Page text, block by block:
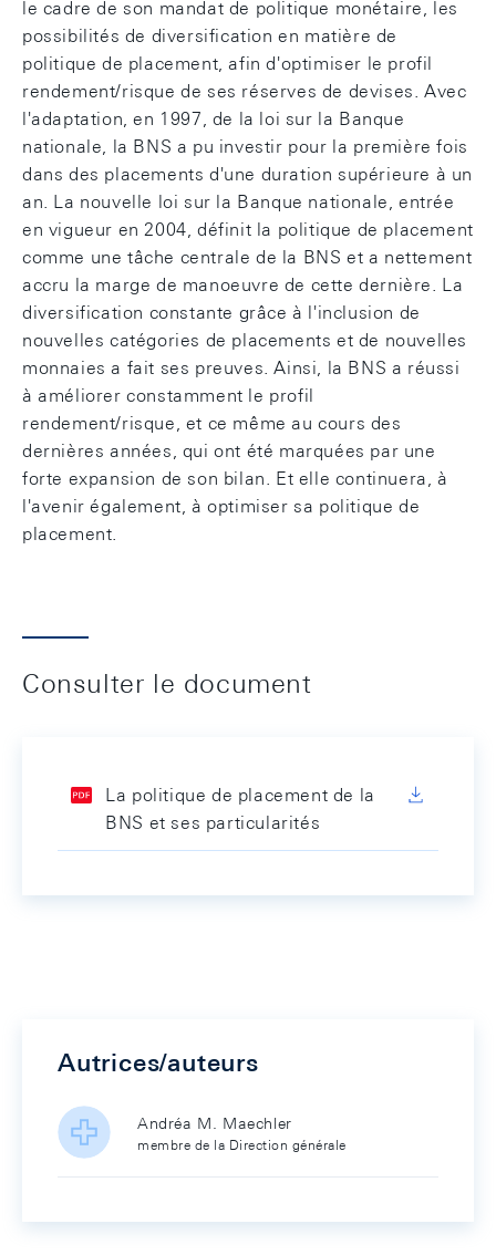
le cadre de son mandat de politique monétaire, les
possibilités de diversification en matière de
politique de placement, afin d'optimiser le profil
rendement/risque de ses réserves de devises. Avec
l'adaptation, en 1997, de la loi sur la Banque
nationale, la BNS a pu investir pour la première fois
dans des placements d'une duration supérieure à un
an. La nouvelle loi sur la Banque nationale, entrée
en vigueur en 2004, définit la politique de placement
comme une tâche centrale de la BNS et a nettement
accru la marge de manoeuvre de cette dernière. La
diversification constante grâce à l'inclusion de
nouvelles catégories de placements et de nouvelles
monnaies a fait ses preuves. Ainsi, la BNS a réussi
à améliorer constamment le profil
rendement/risque, et ce même au cours des
dernières années, qui ont été marquées par une
forte expansion de son bilan. Et elle continuera, à
l'avenir également, à optimiser sa politique de
placement.
Consulter le document
La politique de placement de la
BNS et ses particularités
Autrices/auteurs
Andréa M. Maechler
membre de la Direction générale